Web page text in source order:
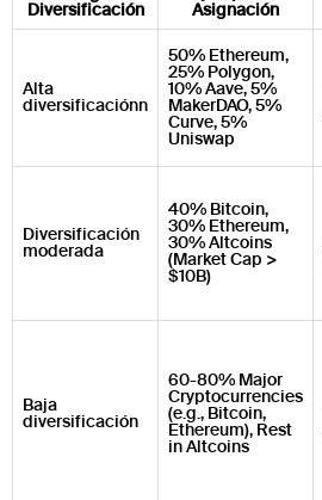
Diversificación
Asignación
Alta
diversificaciónn
50% Ethereum,
25% Polygon,
10% Aave, 5%
MakerDAO, 5%
Curve, 5%
Uniswap
Diversificación
moderada
40% Bitcoin,
30% Ethereum,
30% Altcoins
(Market Cap >
$10B)
Baja
diversificación
60-80% Major
Cryptocurrencies
(e.g., Bitcoin,
Ethereum), Rest
in Altcoins